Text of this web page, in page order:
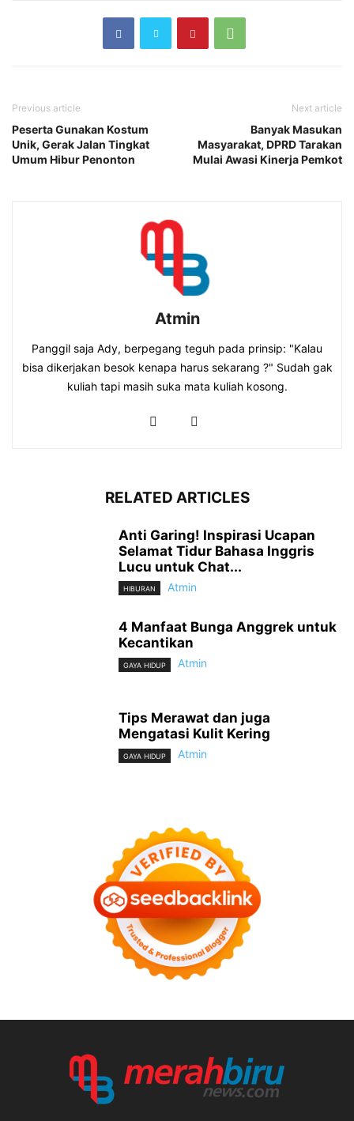
Previous article
Peserta Gunakan Kostum
Unik, Gerak Jalan Tingkat
Umum Hibur Penonton
Next article
Banyak Masukan
Masyarakat, DPRD Tarakan
Mulai Awasi Kinerja Pemkot
Atmin
Panggil saja Ady, berpegang teguh pada prinsip: "Kalau
bisa dikerjakan besok kenapa harus sekarang ?" Sudah gak
kuliah tapi masih suka mata kuliah kosong.
RELATED ARTICLES
Anti Garing! Inspirasi Ucapan
Selamat Tidur Bahasa Inggris
Lucu untuk Chat...
HIBURAN Atmin
4 Manfaat Bunga Anggrek untuk
Kecantikan
GAYA HIDUP Atmin
Tips Merawat dan juga
Mengatasi Kulit Kering
GAYA HIDUP Atmin